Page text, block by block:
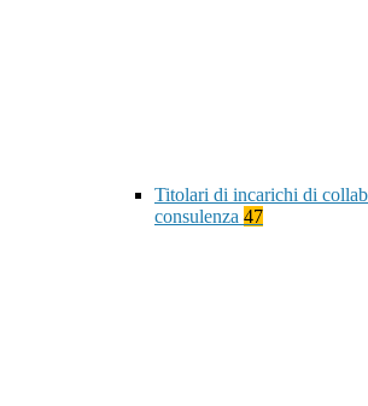
Titolari di incarichi di
consulenza 47